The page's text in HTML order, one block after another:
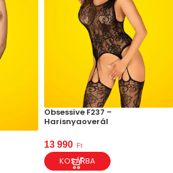
Obsessive F237 –
Harisnyaoverál
13 990 Ft
KOSÁRBA